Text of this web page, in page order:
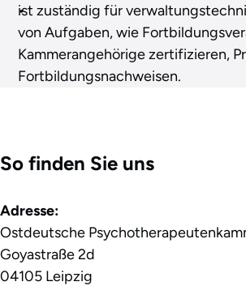
ist zuständig für
von Aufgaben, wie
Kammerangehörige zertifizieren,
Fortbildungsnachweisen.
So finden Sie uns
Adresse:
Ostdeutsche
Goyastraße 2d
04105 Leipzig